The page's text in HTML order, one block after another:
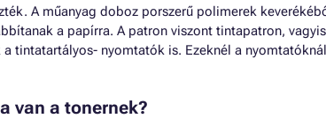
A műanyag doboz porszerű polimerek
a papírra. A patron viszont tintapatron,
a tintatartályos- nyomtatók is. Ezeknél a
van a tonernek?